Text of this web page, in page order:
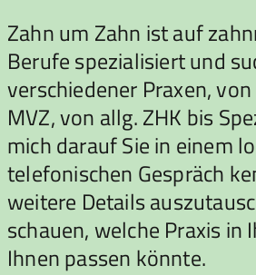
Zahn um Zahn ist auf
Berufe spezialisiert und
verschiedener Praxen,
MVZ, von allg. ZHK bis
mich darauf Sie in einem
telefonischen Gespräch
weitere Details
schauen, welche Praxis in
Ihnen passen könnte.